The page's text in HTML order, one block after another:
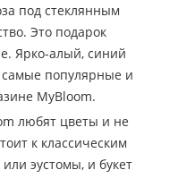
под стеклянным
Это подарок
Ярко-алый, синий
популярные и
MyBloom.
любят цветы и не
к классическим
эустомы, и букет